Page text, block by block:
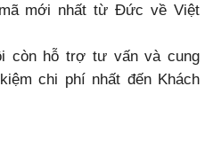
mới nhất từ Đức về Việt
còn hỗ trợ tư vấn và cung
chi phí nhất đến Khách